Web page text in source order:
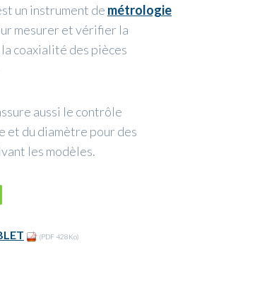
un instrument de métrologie
mesurer et vérifier la
coaxialité des pièces
aussi le contrôle
et du diamètre pour des
les modèles.
(PDF 428Ko)